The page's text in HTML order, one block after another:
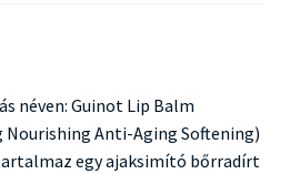
néven: Guinot Lip Balm
Anti-Aging Softening)
egy ajaksimító bőrradírt